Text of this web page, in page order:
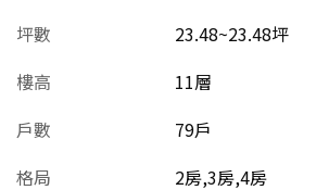
坪數
23.48~23.48坪
樓高
11層
戶數
79戶
格局
2房,3房,4房